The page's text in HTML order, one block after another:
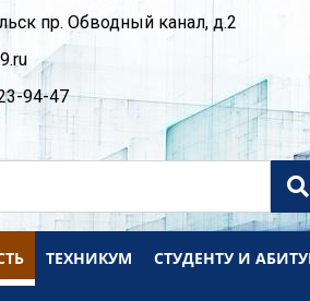
пр. Обводный канал, д.2
94-47
ТЕХНИКУМ СТУДЕНТУ И